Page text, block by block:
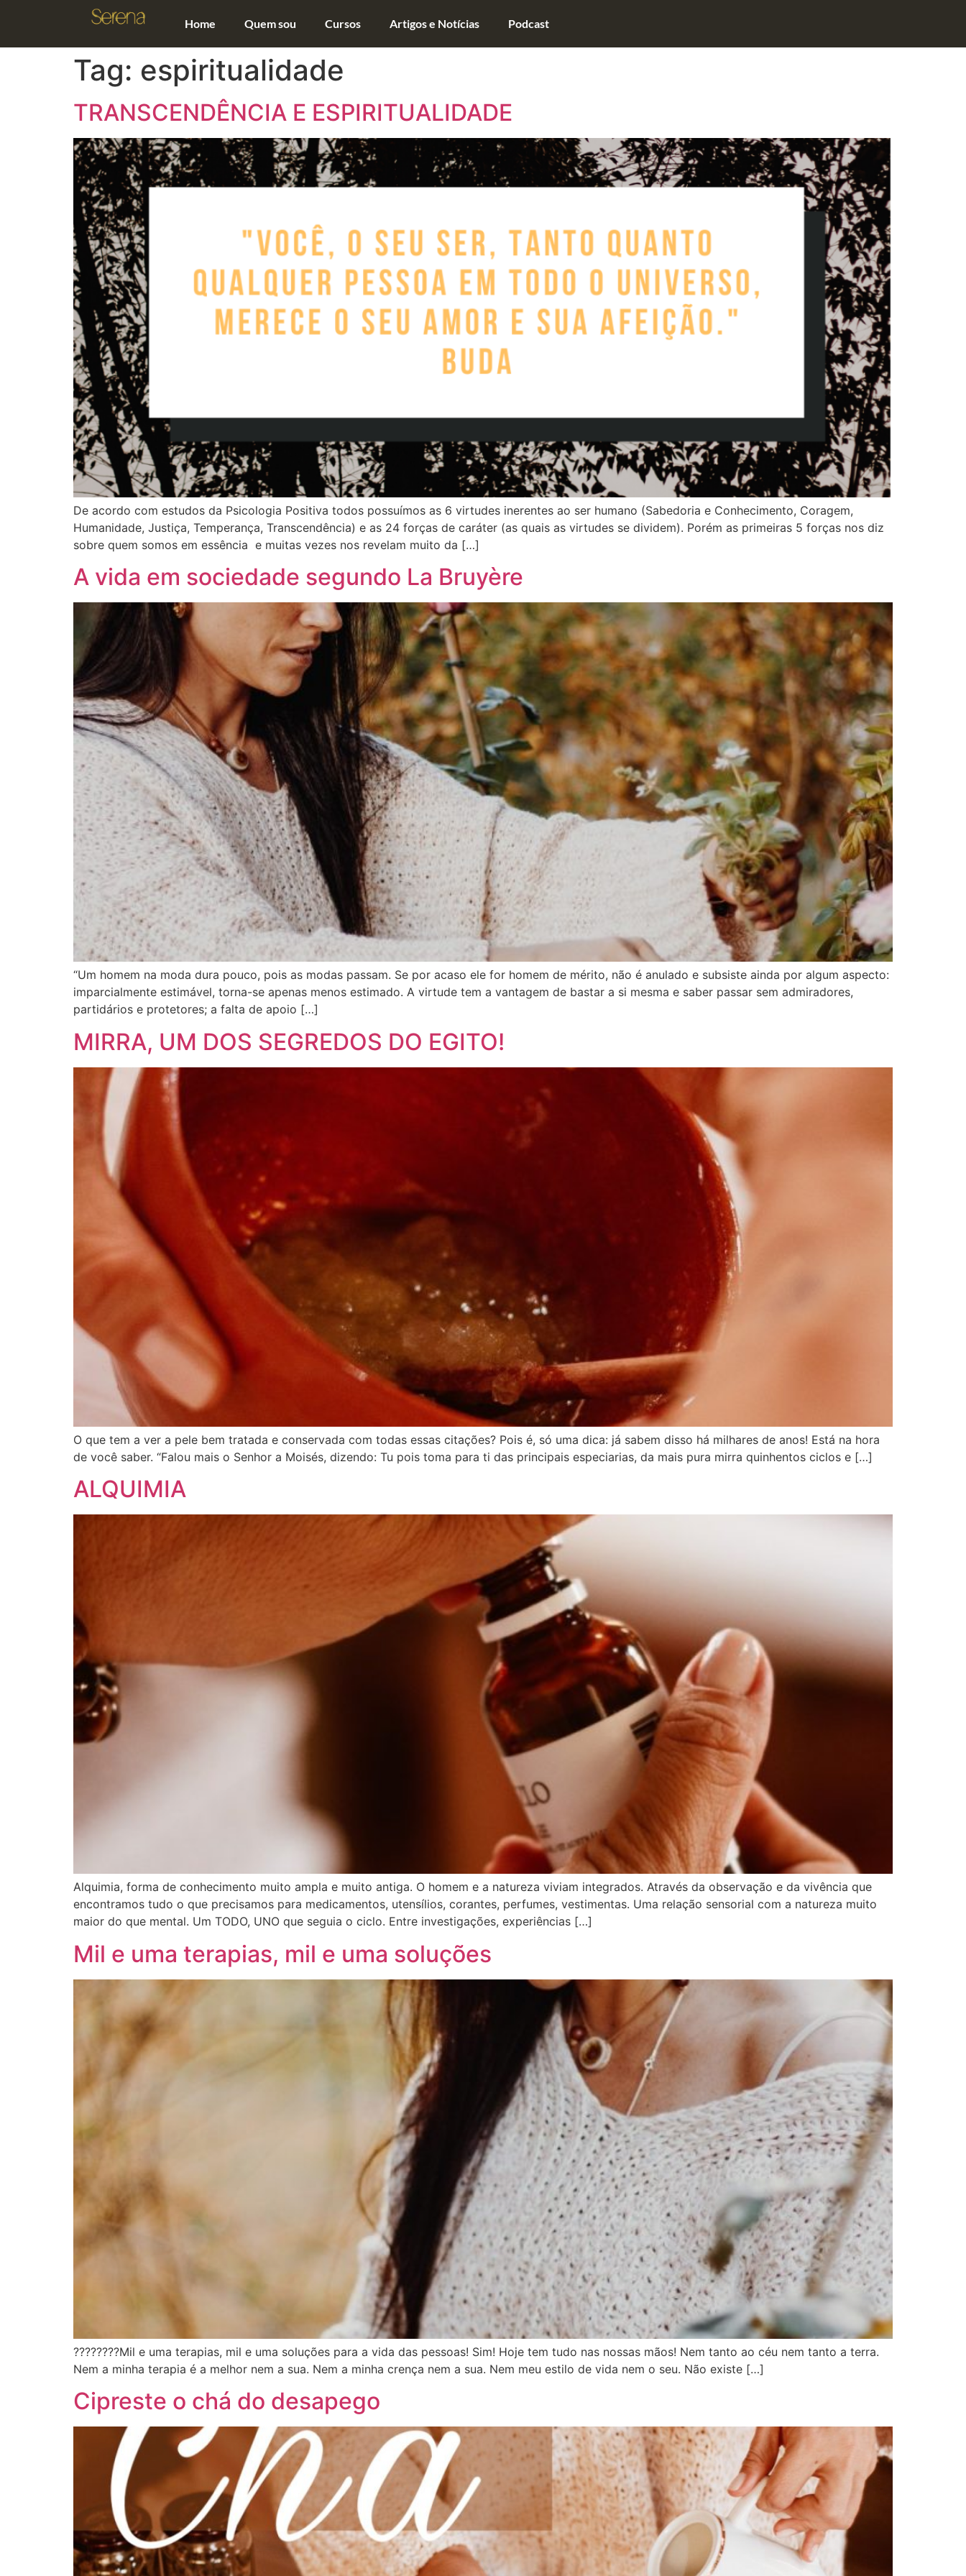
Home Quem sou Cursos Artigos e Notícias Podcast
Tag: espiritualidade
TRANSCENDÊNCIA E ESPIRITUALIDADE
De acordo com estudos da Psicologia Positiva todos possuímos as 6 virtudes inerentes ao ser humano (Sabedoria e Conhecimento, Coragem,
Humanidade, Justiça, Temperança, Transcendência) e as 24 forças de caráter (as quais as virtudes se dividem). Porém as primeiras 5 forças nos diz
sobre quem somos em essência e muitas vezes nos revelam muito da […]
A vida em sociedade segundo La Bruyère
“Um homem na moda dura pouco, pois as modas passam. Se por acaso ele for homem de mérito, não é anulado e subsiste ainda por algum aspecto:
imparcialmente estimável, torna-se apenas menos estimado. A virtude tem a vantagem de bastar a si mesma e saber passar sem admiradores,
partidários e protetores; a falta de apoio […]
MIRRA, UM DOS SEGREDOS DO EGITO!
O que tem a ver a pele bem tratada e conservada com todas essas citações? Pois é, só uma dica: já sabem disso há milhares de anos! Está na hora
de você saber. “Falou mais o Senhor a Moisés, dizendo: Tu pois toma para ti das principais especiarias, da mais pura mirra quinhentos ciclos e […]
ALQUIMIA
Alquimia, forma de conhecimento muito ampla e muito antiga. O homem e a natureza viviam integrados. Através da observação e da vivência que
encontramos tudo o que precisamos para medicamentos, utensílios, corantes, perfumes, vestimentas. Uma relação sensorial com a natureza muito
maior do que mental. Um TODO, UNO que seguia o ciclo. Entre investigações, experiências […]
Mil e uma terapias, mil e uma soluções
????????Mil e uma terapias, mil e uma soluções para a vida das pessoas! Sim! Hoje tem tudo nas nossas mãos! Nem tanto ao céu nem tanto a terra.
Nem a minha terapia é a melhor nem a sua. Nem a minha crença nem a sua. Nem meu estilo de vida nem o seu. Não existe […]
Cipreste o chá do desapego